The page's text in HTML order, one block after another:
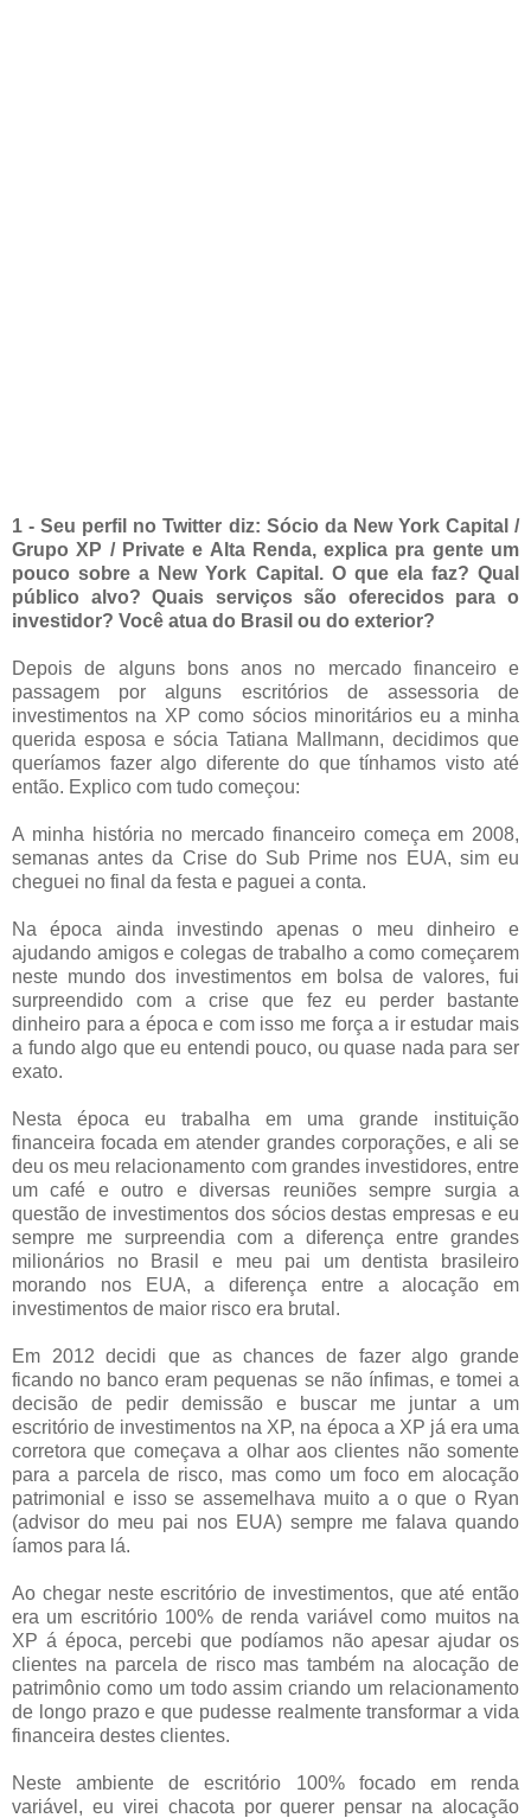
1 - Seu perfil no Twitter diz: Sócio da New York Capital /
Grupo XP / Private e Alta Renda, explica pra gente um
pouco sobre a New York Capital. O que ela faz? Qual
público alvo? Quais serviços são oferecidos para o
investidor? Você atua do Brasil ou do exterior?
Depois de alguns bons anos no mercado financeiro e
passagem por alguns escritórios de assessoria de
investimentos na XP como sócios minoritários eu a minha
querida esposa e sócia Tatiana Mallmann, decidimos que
queríamos fazer algo diferente do que tínhamos visto até
então. Explico com tudo começou:
A minha história no mercado financeiro começa em 2008,
semanas antes da Crise do Sub Prime nos EUA, sim eu
cheguei no final da festa e paguei a conta.
Na época ainda investindo apenas o meu dinheiro e
ajudando amigos e colegas de trabalho a como começarem
neste mundo dos investimentos em bolsa de valores, fui
surpreendido com a crise que fez eu perder bastante
dinheiro para a época e com isso me força a ir estudar mais
a fundo algo que eu entendi pouco, ou quase nada para ser
exato.
Nesta época eu trabalha em uma grande instituição
financeira focada em atender grandes corporações, e ali se
deu os meu relacionamento com grandes investidores, entre
um café e outro e diversas reuniões sempre surgia a
questão de investimentos dos sócios destas empresas e eu
sempre me surpreendia com a diferença entre grandes
milionários no Brasil e meu pai um dentista brasileiro
morando nos EUA, a diferença entre a alocação em
investimentos de maior risco era brutal.
Em 2012 decidi que as chances de fazer algo grande
ficando no banco eram pequenas se não ínfimas, e tomei a
decisão de pedir demissão e buscar me juntar a um
escritório de investimentos na XP, na época a XP já era uma
corretora que começava a olhar aos clientes não somente
para a parcela de risco, mas como um foco em alocação
patrimonial e isso se assemelhava muito a o que o Ryan
(advisor do meu pai nos EUA) sempre me falava quando
íamos para lá.
Ao chegar neste escritório de investimentos, que até então
era um escritório 100% de renda variável como muitos na
XP á época, percebi que podíamos não apesar ajudar os
clientes na parcela de risco mas também na alocação de
patrimônio como um todo assim criando um relacionamento
de longo prazo e que pudesse realmente transformar a vida
financeira destes clientes.
Neste ambiente de escritório 100% focado em renda
variável, eu virei chacota por querer pensar na alocação